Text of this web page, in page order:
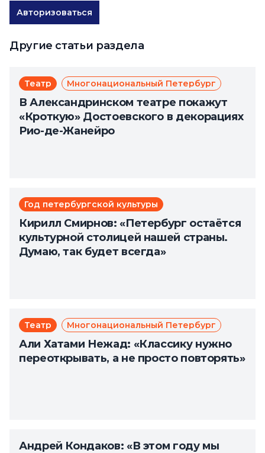
Авторизоваться
Другие статьи раздела
Театр Многонациональный Петербург
В Александринском театре покажут
«Кроткую» Достоевского в декорациях
Рио-де-Жанейро
Год петербургской культуры
Кирилл Смирнов: «Петербург остаётся
культурной столицей нашей страны.
Думаю, так будет всегда»
Театр Многонациональный Петербург
Али Хатами Нежад: «Классику нужно
переоткрывать, а не просто повторять»
Андрей Кондаков: «В этом году мы